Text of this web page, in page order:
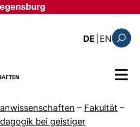
Direkt zum Inhalt
DE EN: the
Menü
– Fakultät –
bei geistiger